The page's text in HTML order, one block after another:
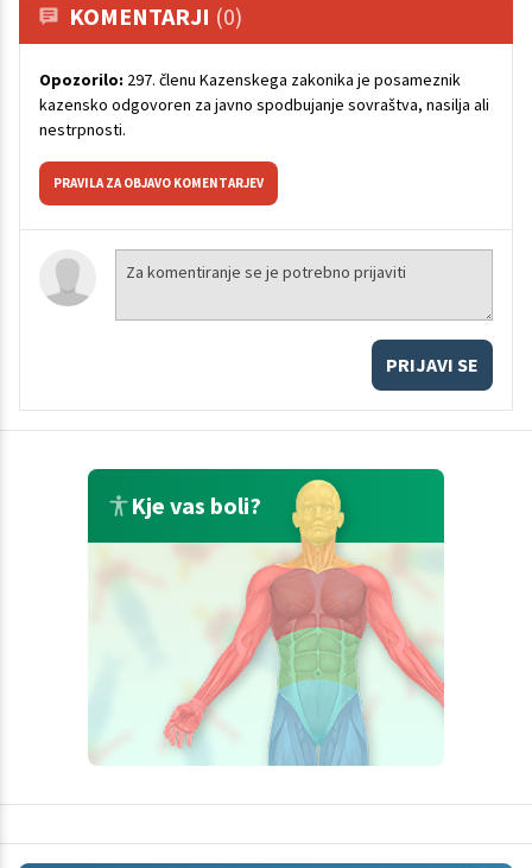
KOMENTARJI (0)
Opozorilo: 297. členu Kazenskega zakonika je posameznik
kazensko odgovoren za javno spodbujanje sovraštva, nasilja ali
nestrpnosti.
PRAVILA ZA OBJAVO KOMENTARJEV
PRIJAVI SE
Kje vas boli?